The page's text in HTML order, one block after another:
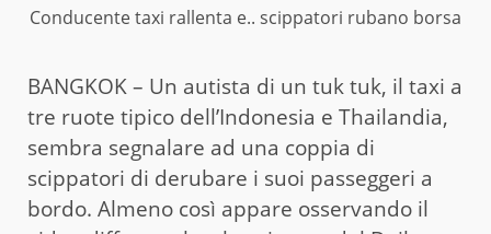
Conducente taxi rallenta e.. scippatori rubano borsa
BANGKOK – Un autista di un tuk tuk, il taxi a
tre ruote tipico dell’Indonesia e Thailandia,
sembra segnalare ad una coppia di
scippatori di derubare i suoi passeggeri a
bordo. Almeno così appare osservando il